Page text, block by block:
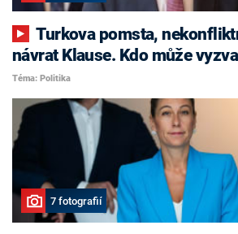
Turkova pomsta, nekonfliktní Havlíček i
návrat Klause. Kdo může
Téma: Politika
7 fotografií